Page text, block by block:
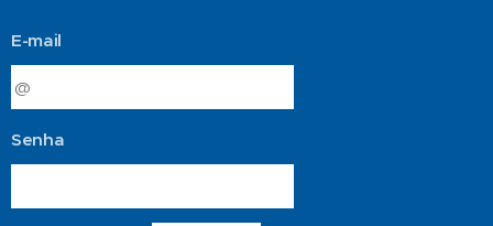
E-mail
Senha